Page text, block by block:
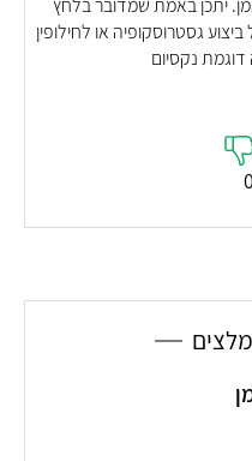
יתכן באמת שמדובר בלחץ
גסטרוסקופיה או לחילופין
נקסיום
0